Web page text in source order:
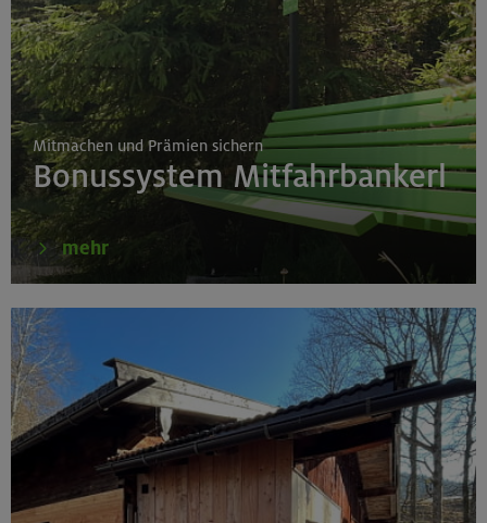
Mitmachen und Prämien sichern
Bonussystem Mitfahrbankerl
mehr